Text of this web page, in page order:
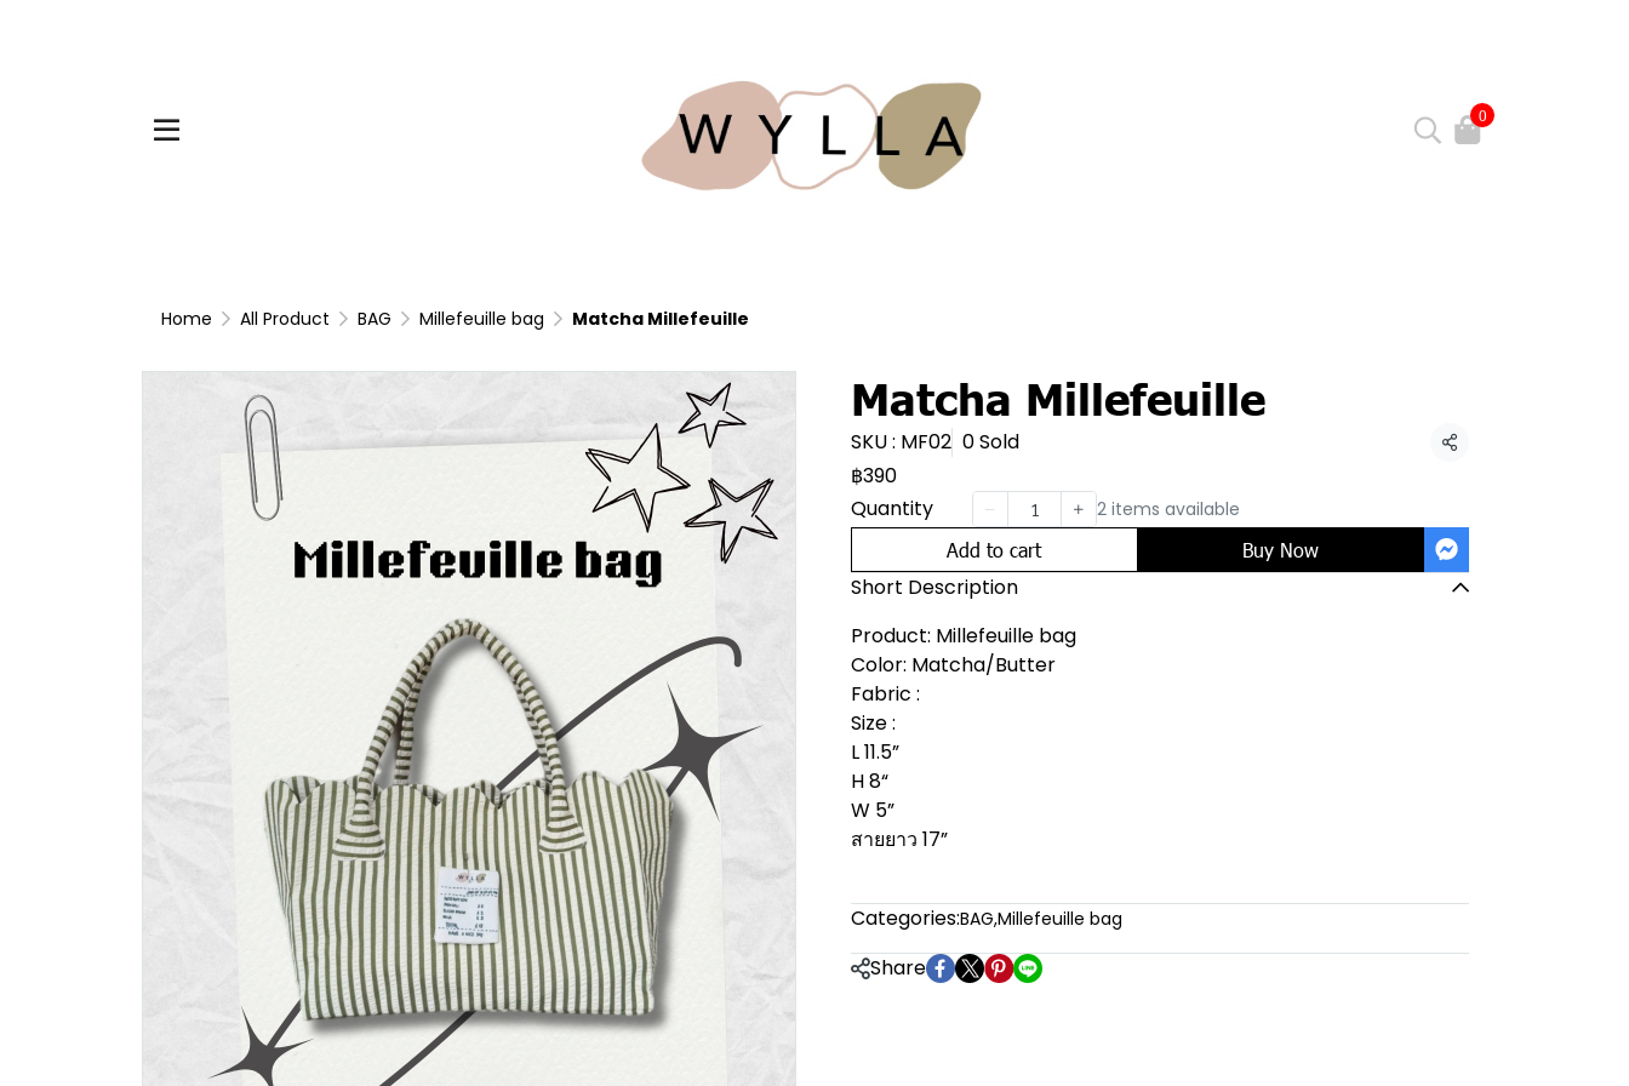
0
Home All Product BAG Millefeuille bag Matcha Millefeuille
Matcha Millefeuille
SKU : MF02 0 Sold Share
฿390
Quantity
2 items available
Add to cart Buy Now
Short Description
Product: Millefeuille bag
Color: Matcha/Butter
Fabric :
Size :
L 11.5”
H 8“
W 5”
สายยาว 17”
Categories:BAG,Millefeuille bag
Share